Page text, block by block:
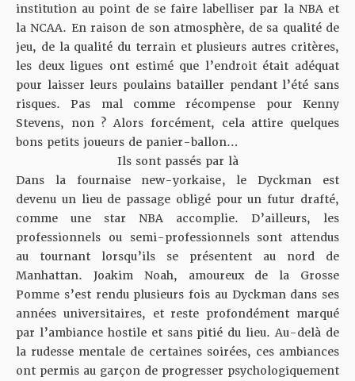
institution au point de se faire labelliser par la NBA et
la NCAA. En raison de son atmosphère, de sa qualité de
jeu, de la qualité du terrain et plusieurs autres critères,
les deux ligues ont estimé que l’endroit était adéquat
pour laisser leurs poulains batailler pendant l’été sans
risques. Pas mal comme récompense pour Kenny
Stevens, non ? Alors forcément, cela attire quelques
bons petits joueurs de panier-ballon…
Ils sont passés par là
Dans la fournaise new-yorkaise, le Dyckman est
devenu un lieu de passage obligé pour un futur drafté,
comme une star NBA accomplie. D’ailleurs, les
professionnels ou semi-professionnels sont attendus
au tournant lorsqu’ils se présentent au nord de
Manhattan. Joakim Noah, amoureux de la Grosse
Pomme s’est rendu plusieurs fois au Dyckman dans ses
années universitaires, et reste profondément marqué
par l’ambiance hostile et sans pitié du lieu. Au-delà de
la rudesse mentale de certaines soirées, ces ambiances
ont permis au garçon de progresser psychologiquement